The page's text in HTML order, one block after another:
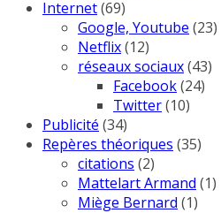
Internet(69)
Google, Youtube (23)
Netflix(12)
réseaux sociaux(43)
Facebook(24)
Twitter(10)
Publicité (34)
Repères théoriques (35)
citations (2)
Mattelart Armand (1)
Miège Bernard (1)